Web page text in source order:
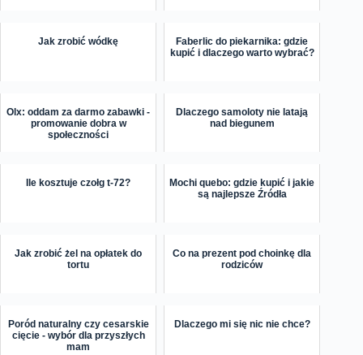
Jak zrobić wódkę
Faberlic do piekarnika: gdzie
kupić i dlaczego warto wybrać?
Olx: oddam za darmo zabawki -
promowanie dobra w
społeczności
Dlaczego samoloty nie latają
nad biegunem
Ile kosztuje czołg t-72?
Mochi quebo: gdzie kupić i jakie
są najlepsze Źródła
Jak zrobić żel na opłatek do
tortu
Co na prezent pod choinkę dla
rodziców
Poród naturalny czy cesarskie
cięcie - wybór dla przyszłych
mam
Dlaczego mi się nic nie chce?